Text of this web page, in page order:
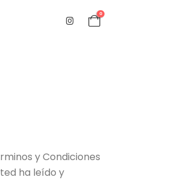
0
y Condiciones
ha leído y